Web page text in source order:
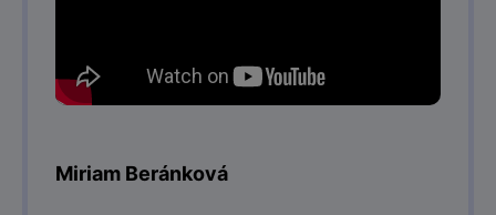
Miriam Beránková